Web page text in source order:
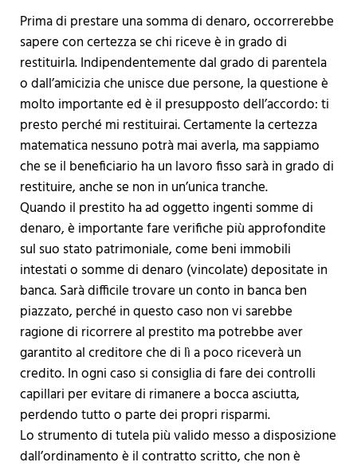
Prima di prestare una somma di denaro, occorrerebbe
sapere con certezza se chi riceve è in grado di
restituirla. Indipendentemente dal grado di parentela
o dall’amicizia che unisce due persone, la questione è
molto importante ed è il presupposto dell’accordo: ti
presto perché mi restituirai. Certamente la certezza
matematica nessuno potrà mai averla, ma sappiamo
che se il beneficiario ha un lavoro fisso sarà in grado di
restituire, anche se non in un’unica tranche.
Quando il prestito ha ad oggetto ingenti somme di
denaro, è importante fare verifiche più approfondite
sul suo stato patrimoniale, come beni immobili
intestati o somme di denaro (vincolate) depositate in
banca. Sarà difficile trovare un conto in banca ben
piazzato, perché in questo caso non vi sarebbe
ragione di ricorrere al prestito ma potrebbe aver
garantito al creditore che di lì a poco riceverà un
credito. In ogni caso si consiglia di fare dei controlli
capillari per evitare di rimanere a bocca asciutta,
perdendo tutto o parte dei propri risparmi.
Lo strumento di tutela più valido messo a disposizione
dall’ordinamento è il contratto scritto, che non è